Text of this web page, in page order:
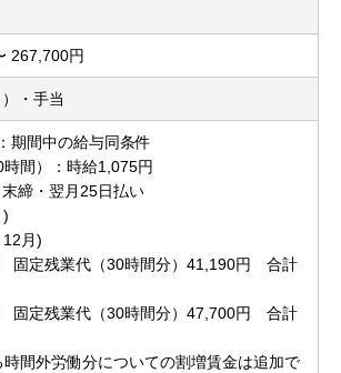
267,700円
・手当
期間中の給与同条件
間）：時給1,075円
締・翌月25日払い
)
12月)
固定残業代（30時間分）41,190円 合計
固定残業代（30時間分）47,700円 合計
間外労働分についての割増賃金は追加で